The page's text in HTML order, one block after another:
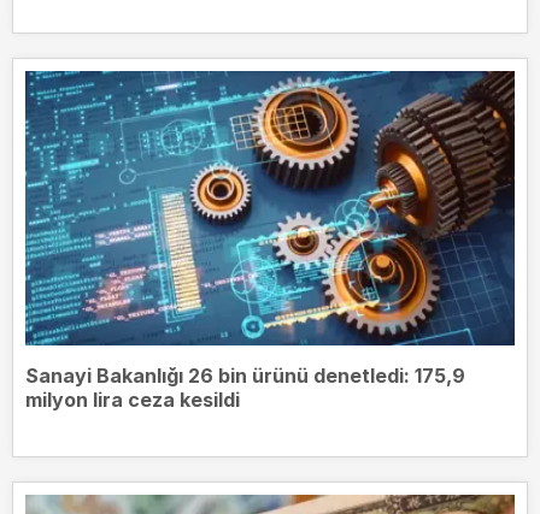
Sanayi Bakanlığı 26 bin ürünü denetledi: 175,9
milyon lira ceza kesildi